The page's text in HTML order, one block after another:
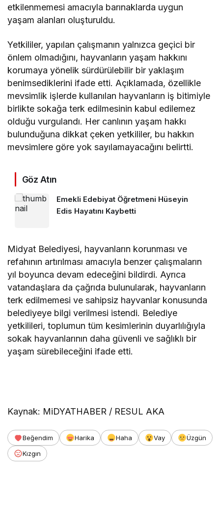
etkilenmemesi amacıyla barınaklarda uygun
yaşam alanları oluşturuldu.
Yetkililer, yapılan çalışmanın yalnızca geçici bir
önlem olmadığını, hayvanların yaşam hakkını
korumaya yönelik sürdürülebilir bir yaklaşım
benimsediklerini ifade etti. Açıklamada, özellikle
mevsimlik işlerde kullanılan hayvanların iş bitimiyle
birlikte sokağa terk edilmesinin kabul edilemez
olduğu vurgulandı. Her canlının yaşam hakkı
bulunduğuna dikkat çeken yetkililer, bu hakkın
mevsimlere göre yok sayılamayacağını belirtti.
Göz Atın
Emekli Edebiyat Öğretmeni Hüseyin
Edis Hayatını Kaybetti
Midyat Belediyesi, hayvanların korunması ve
refahının artırılması amacıyla benzer çalışmaların
yıl boyunca devam edeceğini bildirdi. Ayrıca
vatandaşlara da çağrıda bulunularak, hayvanların
terk edilmemesi ve sahipsiz hayvanlar konusunda
belediyeye bilgi verilmesi istendi. Belediye
yetkilileri, toplumun tüm kesimlerinin duyarlılığıyla
sokak hayvanlarının daha güvenli ve sağlıklı bir
yaşam sürebileceğini ifade etti.
Kaynak: MiDYATHABER / RESUL AKA
Beğendim Harika Haha Vay
Üzgün
Kızgın